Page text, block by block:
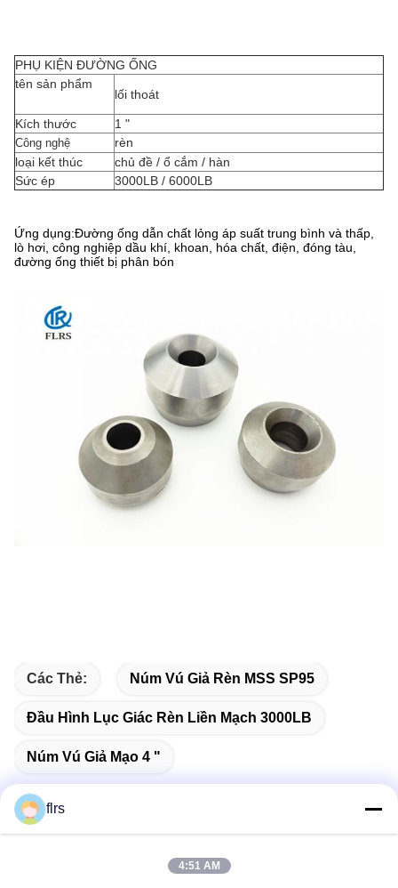
PHỤ KIỆN ĐƯỜNG ỐNG
tên sản phẩm
lối thoát
Kích thước 1 "
Công nghệ
rèn
loại kết thúc
chủ đề / ổ cắm / hàn
Sức ép
3000LB / 6000LB
Ứng dụng:Đường ống dẫn chất lỏng áp suất trung bình và thấp,
lò hơi, công nghiệp dầu khí, khoan, hóa chất, điện, đóng tàu,
đường ống thiết bị phân bón
Các Thẻ: Núm Vú Giả Rèn MSS SP95
Đầu Hình Lục Giác Rèn Liền Mạch 3000LB
Núm Vú Giả Mạo 4 "
flrs
4:51 AM